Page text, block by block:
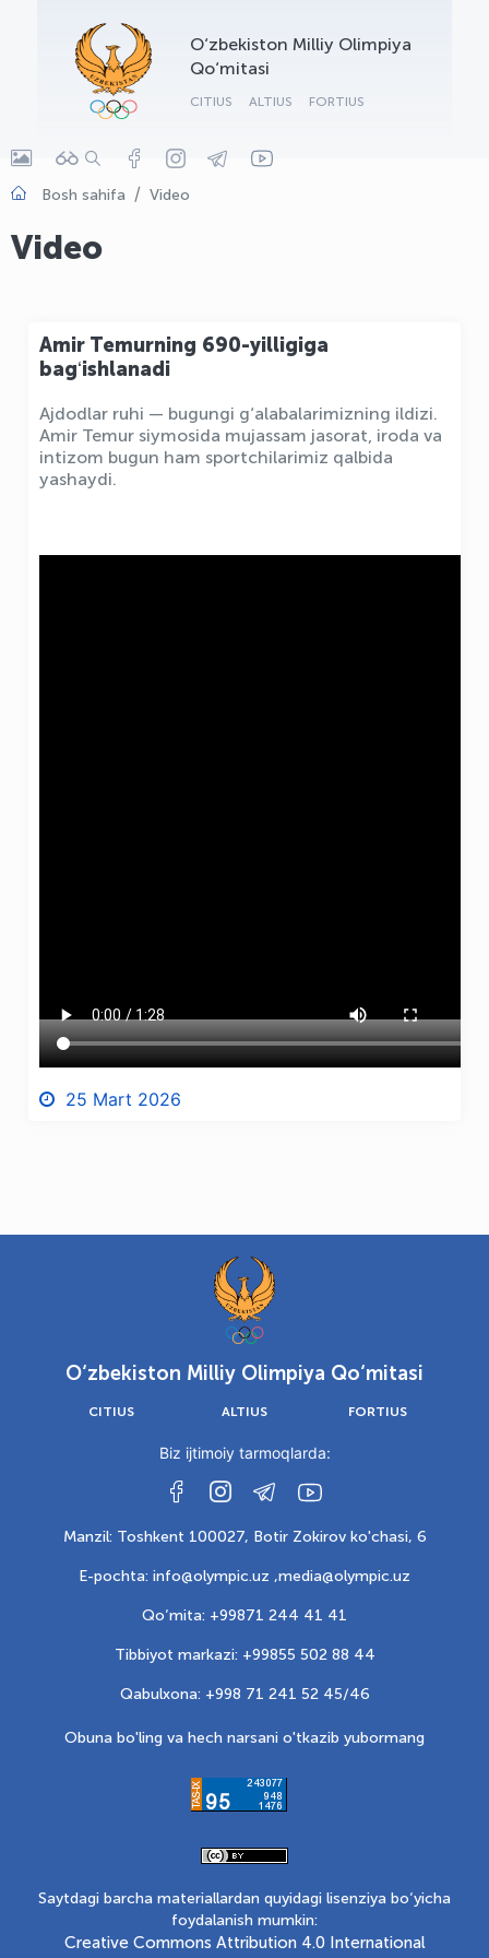
O‘zbekiston Milliy Olimpiya
Qo‘mitasi
CITIUS ALTIUS FORTIUS
Bosh sahifa Video
Video
Amir Temurning 690-yilligiga
bagʻishlanadi
Ajdodlar ruhi — bugungi g‘alabalarimizning ildizi.
Amir Temur siymosida mujassam jasorat, iroda va
intizom bugun ham sportchilarimiz qalbida
yashaydi.
25 Mart 2026
O‘zbekiston Milliy Olimpiya Qo‘mitasi
CITIUS ALTIUS FORTIUS
Biz ijtimoiy tarmoqlarda:
Manzil: Toshkent 100027, Botir Zokirov ko'chasi, 6
E-pochta: info@olympic.uz ,media@olympic.uz
Qo‘mita: +99871 244 41 41
Tibbiyot markazi: +99855 502 88 44
Qabulxona: +998 71 241 52 45/46
Obuna bo'ling va hech narsani o'tkazib yubormang
Saytdagi barcha materiallardan quyidagi lisenziya bo‘yicha
foydalanish mumkin:
Creative Commons Attribution 4.0 International
OLYMPCHIK AI - yordamchi
Onlayn · olympic.uz